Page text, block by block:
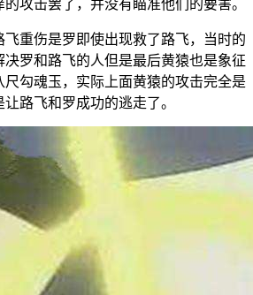
攻击罢了，并没有瞄准他们的要害。
重伤是罗即使出现救了路飞，当时的
罗和路飞的人但是最后黄猿也是象征
勾魂玉，实际上面黄猿的攻击完全是
路飞和罗成功的逃走了。